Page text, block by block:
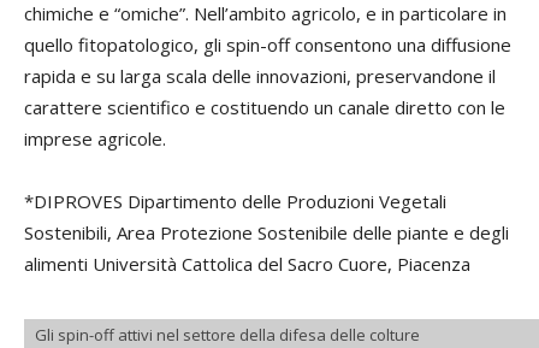
chimiche e “omiche”. Nell’ambito agricolo, e in particolare in
quello fitopatologico, gli spin-off consentono una diffusione
rapida e su larga scala delle innovazioni, preservandone il
carattere scientifico e costituendo un canale diretto con le
imprese agricole.
*DIPROVES Dipartimento delle Produzioni Vegetali
Sostenibili, Area Protezione Sostenibile delle piante e degli
alimenti Università Cattolica del Sacro Cuore, Piacenza
Gli spin-off attivi nel settore della difesa delle colture